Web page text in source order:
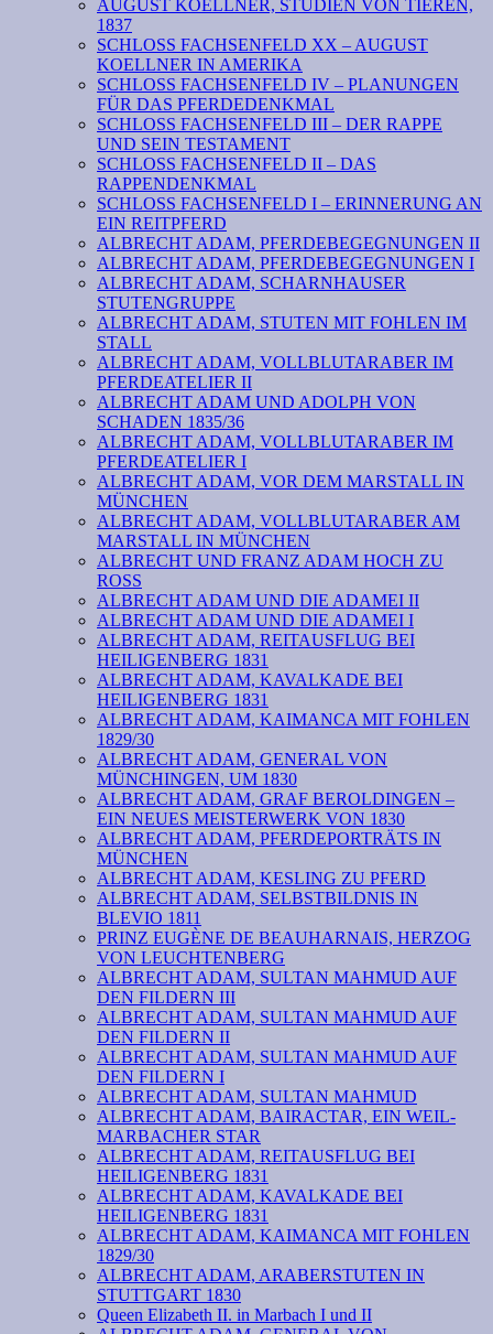
AUGUST KOELLNER, STUDIEN VON TIEREN,
1837
SCHLOSS FACHSENFELD XX – AUGUST
KOELLNER IN AMERIKA
SCHLOSS FACHSENFELD IV – PLANUNGEN
FÜR DAS PFERDEDENKMAL
SCHLOSS FACHSENFELD III – DER RAPPE
UND SEIN TESTAMENT
SCHLOSS FACHSENFELD II – DAS
RAPPENDENKMAL
SCHLOSS FACHSENFELD I – ERINNERUNG AN
EIN REITPFERD
ALBRECHT ADAM, PFERDEBEGEGNUNGEN II
ALBRECHT ADAM, PFERDEBEGEGNUNGEN I
ALBRECHT ADAM, SCHARNHAUSER
STUTENGRUPPE
ALBRECHT ADAM, STUTEN MIT FOHLEN IM
STALL
ALBRECHT ADAM, VOLLBLUTARABER IM
PFERDEATELIER II
ALBRECHT ADAM UND ADOLPH VON
SCHADEN 1835/36
ALBRECHT ADAM, VOLLBLUTARABER IM
PFERDEATELIER I
ALBRECHT ADAM, VOR DEM MARSTALL IN
MÜNCHEN
ALBRECHT ADAM, VOLLBLUTARABER AM
MARSTALL IN MÜNCHEN
ALBRECHT UND FRANZ ADAM HOCH ZU
ROSS
ALBRECHT ADAM UND DIE ADAMEI II
ALBRECHT ADAM UND DIE ADAMEI I
ALBRECHT ADAM, REITAUSFLUG BEI
HEILIGENBERG 1831
ALBRECHT ADAM, KAVALKADE BEI
HEILIGENBERG 1831
ALBRECHT ADAM, KAIMANCA MIT FOHLEN
1829/30
ALBRECHT ADAM, GENERAL VON
MÜNCHINGEN, UM 1830
ALBRECHT ADAM, GRAF BEROLDINGEN –
EIN NEUES MEISTERWERK VON 1830
ALBRECHT ADAM, PFERDEPORTRÄTS IN
MÜNCHEN
ALBRECHT ADAM, KESLING ZU PFERD
ALBRECHT ADAM, SELBSTBILDNIS IN
BLEVIO 1811
PRINZ EUGÈNE DE BEAUHARNAIS, HERZOG
VON LEUCHTENBERG
ALBRECHT ADAM, SULTAN MAHMUD AUF
DEN FILDERN III
ALBRECHT ADAM, SULTAN MAHMUD AUF
DEN FILDERN II
ALBRECHT ADAM, SULTAN MAHMUD AUF
DEN FILDERN I
ALBRECHT ADAM, SULTAN MAHMUD
ALBRECHT ADAM, BAIRACTAR, EIN WEIL-
MARBACHER STAR
ALBRECHT ADAM, REITAUSFLUG BEI
HEILIGENBERG 1831
ALBRECHT ADAM, KAVALKADE BEI
HEILIGENBERG 1831
ALBRECHT ADAM, KAIMANCA MIT FOHLEN
1829/30
ALBRECHT ADAM, ARABERSTUTEN IN
STUTTGART 1830
Queen Elizabeth II. in Marbach I und II